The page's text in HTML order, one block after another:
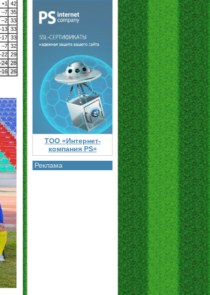
+1
42
–7 35
–2 33
33
33
–7 32
29
28
26
ТОО «Интернет-
компания PS»
Реклама